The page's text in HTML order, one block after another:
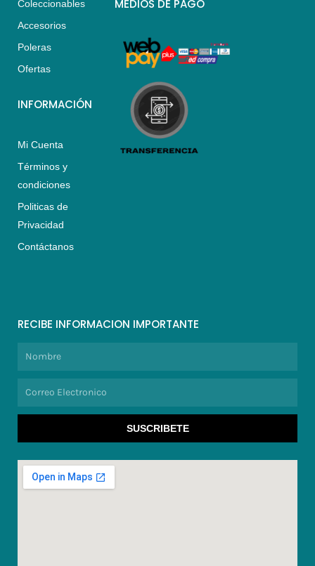
Coleccionables
Accesorios
Poleras
Ofertas
INFORMACIÓN
Mi Cuenta
Términos y
condiciones
Politicas de
Privacidad
Contáctanos
p
a
m
k
MEDIOS DE PAGO
RECIBE INFORMACION IMPORTANTE
SUSCRIBETE